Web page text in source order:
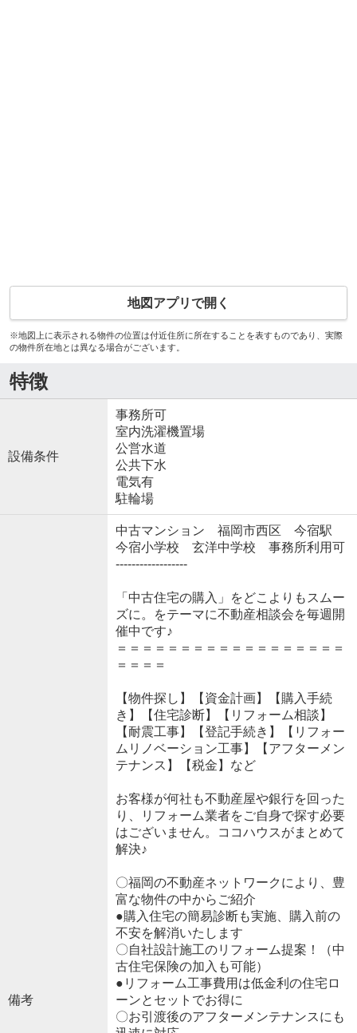
地図アプリで開く
※地図上に表示される物件の位置は付近住所に所在することを表すものであり、実際
の物件所在地とは異なる場合がございます。
特徴
設備条件
事務所可
室内洗濯機置場
公営水道
公共下水
電気有
駐輪場
備考
中古マンション 福岡市西区 今宿駅
今宿小学校 玄洋中学校 事務所利用可
------------------
「中古住宅の購入」をどこよりもスムー
ズに。をテーマに不動産相談会を毎週開
催中です♪
＝＝＝＝＝＝＝＝＝＝＝＝＝＝＝＝＝＝
＝＝＝＝
【物件探し】【資金計画】【購入手続
き】【住宅診断】【リフォーム相談】
【耐震工事】【登記手続き】【リフォー
ムリノベーション工事】【アフターメン
テナンス】【税金】など
お客様が何社も不動産屋や銀行を回った
り、リフォーム業者をご自身で探す必要
はございません。ココハウスがまとめて
解決♪
〇福岡の不動産ネットワークにより、豊
富な物件の中からご紹介
●購入住宅の簡易診断も実施、購入前の
不安を解消いたします
〇自社設計施工のリフォーム提案！（中
古住宅保険の加入も可能）
●リフォーム工事費用は低金利の住宅ロ
ーンとセットでお得に
〇お引渡後のアフターメンテナンスにも